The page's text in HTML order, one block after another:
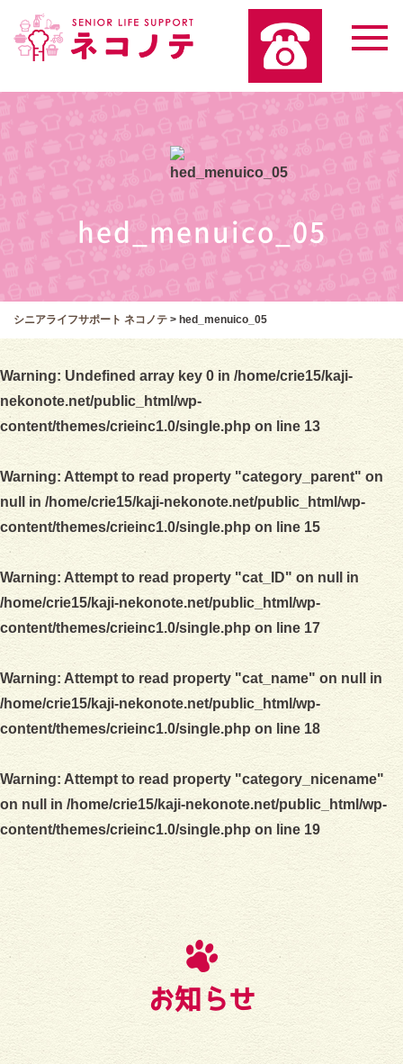
hed_menuico_05
シニアライフサポート ネコノテ > hed_menuico_05
Warning: Undefined array key 0 in /home/crie15/kaji-
nekonote.net/public_html/wp-
content/themes/crieinc1.0/single.php on line 13
Warning: Attempt to read property "category_parent" on
null in /home/crie15/kaji-nekonote.net/public_html/wp-
content/themes/crieinc1.0/single.php on line 15
Warning: Attempt to read property "cat_ID" on null in
/home/crie15/kaji-nekonote.net/public_html/wp-
content/themes/crieinc1.0/single.phpon line 17
Warning: Attempt to read property "cat_name" on null in
/home/crie15/kaji-nekonote.net/public_html/wp-
content/themes/crieinc1.0/single.php on line 18
Warning: Attempt to read property "category_nicename"
on null in /home/crie15/kaji-nekonote.net/public_html/wp-
content/themes/crieinc1.0/single.php on line 19
お知らせ